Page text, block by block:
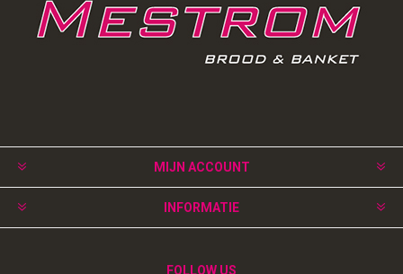
MIJN ACCOUNT
INFORMATIE
FOLLOW US